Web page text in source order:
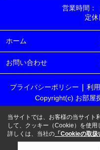
営業時間：
定休
ホーム
お問い合わせ
プライバシーポリシー 利
Copyright(c) お部屋
当サイトでは、お客様の当サイト
して、クッキー（Cookie）を使用
詳しくは、当社の 「Cookieの取扱